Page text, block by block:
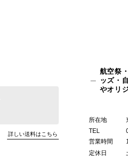
詳しい送料はこちら
航空祭
ッズ・
やオリ
所在地
TEL
営業時間
定休日